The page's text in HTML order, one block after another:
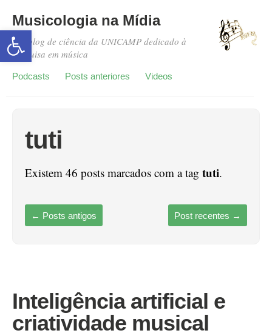
Abrir a barra de ferramentas
Musicologia na Mídia
Um blog de ciência da UNICAMP dedicado à
pesquisa em música
Podcasts Posts anteriores Videos
tuti
Existem 46 posts marcados com a tag tuti.
← Posts antigos Post recentes →
Inteligência artificial e
criatividade musical